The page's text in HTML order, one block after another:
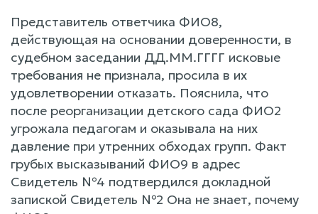
Представитель ответчика ФИО8,
действующая на основании доверенности, в
судебном заседании ДД.ММ.ГГГГ исковые
требования не признала, просила в их
удовлетворении отказать. Пояснила, что
после реорганизации детского сада ФИО2
угрожала педагогам и оказывала на них
давление при утренних обходах групп. Факт
грубых высказываний ФИО9 в адрес
Свидетель №4 подтвердился докладной
запиской Свидетель №2 Она не знает, почему